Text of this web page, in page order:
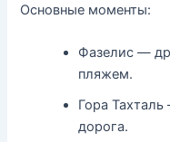
Основные моменты:
Фазелис —
пляжем.
Гора
дорога.